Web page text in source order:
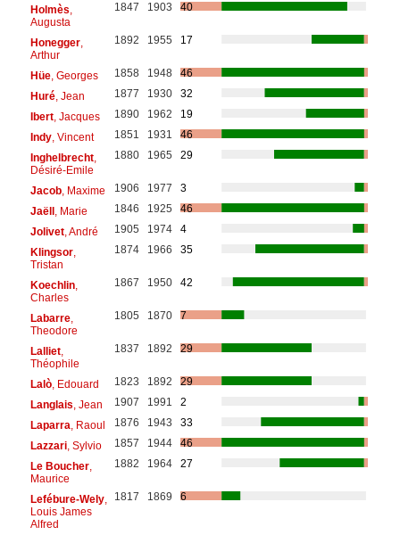
Holmès,
Augusta
1847 1903 40
Honegger,
Arthur
1892 1955 17
Hüe, Georges 1858 1948
46
Huré, Jean 1877 1930
32
Ibert, Jacques 1890 1962
19
Indy, Vincent 1851 1931
46
Inghelbrecht,
Désiré-Emile
1880 1965 29
Jacob, Maxime 1906 1977
3
Jaëll , Marie 1846 1925
46
Jolivet, André 1905 1974
4
Klingsor,
Tristan
1874 1966 35
Koechlin,
Charles
1867 1950 42
Labarre,
Theodore
1805 1870 7
Lalliet,
Théophile
1837 1892 29
Lalò, Edouard 1823 1892
29
Langlais, Jean 1907 1991
2
Laparra, Raoul 1876 1943
33
Lazzari, Sylvio 1857 1944
46
Le Boucher,
Maurice
1882 1964 27
Lefébure-Wely,
Louis James
Alfred
1817 1869 6